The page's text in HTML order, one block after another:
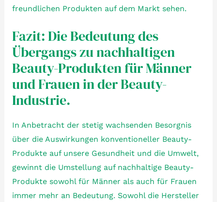
freundlichen Produkten auf dem Markt sehen.
Fazit: Die Bedeutung des
Übergangs zu nachhaltigen
Beauty-Produkten für Männer
und Frauen in der Beauty-
Industrie.
In Anbetracht der stetig wachsenden Besorgnis
über die Auswirkungen konventioneller Beauty-
Produkte auf unsere Gesundheit und die Umwelt,
gewinnt die Umstellung auf nachhaltige Beauty-
Produkte sowohl für Männer als auch für Frauen
immer mehr an Bedeutung. Sowohl die Hersteller